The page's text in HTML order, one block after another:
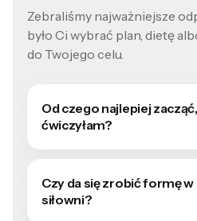
Zebraliśmy najważniejsze
było Ci wybrać plan, dietę
do Twojego celu.
Od czego najlepiej
ćwiczyłam?
Czy da się zrobić formę
siłowni?